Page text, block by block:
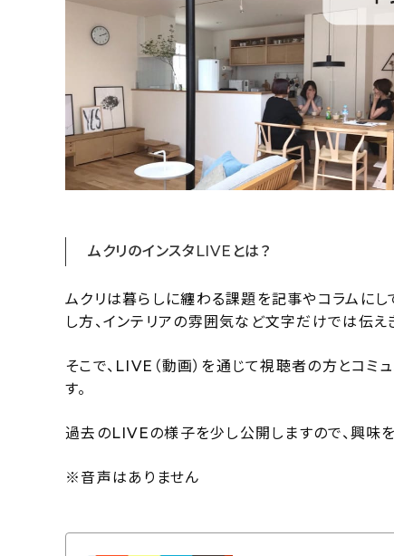
ムクリのインスタLIVEとは？
ムクリは暮らしに纏わる課題を記事やコラムにし
し方、インテリアの雰囲気など文字だけでは伝え
そこで、LIVE（動画）を通じて視聴者の方とコ
す。
過去のLIVEの様子を少し公開しますので、興味
※音声はありません